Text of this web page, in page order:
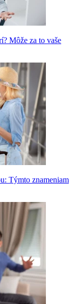
Môže za to vaše
Týmto znameniam